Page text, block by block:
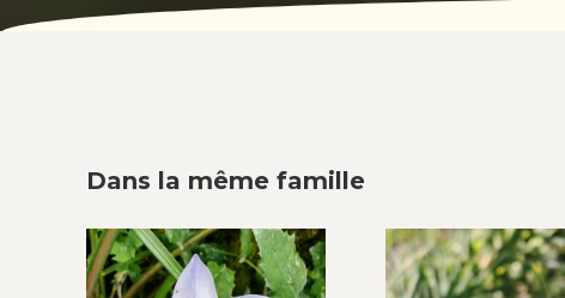
Dans la même famille